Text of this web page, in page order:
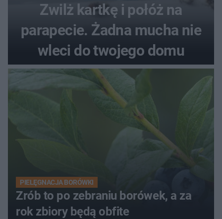
Zwilż kartkę i połóż na
parapecie. Żadna mucha nie
wleci do twojego domu
PIELĘGNACJA BORÓWKI
Zrób to po zebraniu borówek, a za
rok zbiory będą obfite